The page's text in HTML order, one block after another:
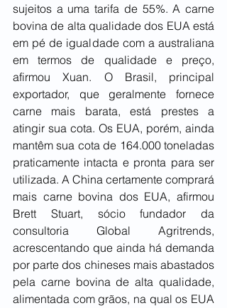
sujeitos a uma tarifa de 55%. A carne
bovina de alta qualidade dos EUA está
em pé de igualdade com a australiana
em termos de qualidade e preço,
afirmou Xuan. O Brasil, principal
exportador, que geralmente fornece
carne mais barata, está prestes a
atingir sua cota. Os EUA, porém, ainda
mantêm sua cota de 164.000 toneladas
praticamente intacta e pronta para ser
utilizada. A China certamente comprará
mais carne bovina dos EUA, afirmou
Brett Stuart, sócio fundador da
consultoria Global Agritrends,
acrescentando que ainda há demanda
por parte dos chineses mais abastados
pela carne bovina de alta qualidade,
alimentada com grãos, na qual os EUA